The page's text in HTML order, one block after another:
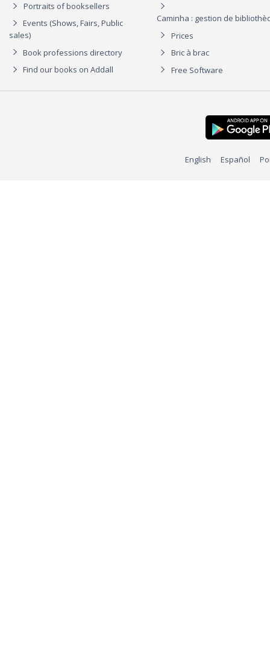
Portraits of booksellers
Events (Shows, Fairs, Public
sales)
Book professions directory
Find our books on Addall
Caminha : gestion de
Prices
Bric à brac
Free Software
English Español